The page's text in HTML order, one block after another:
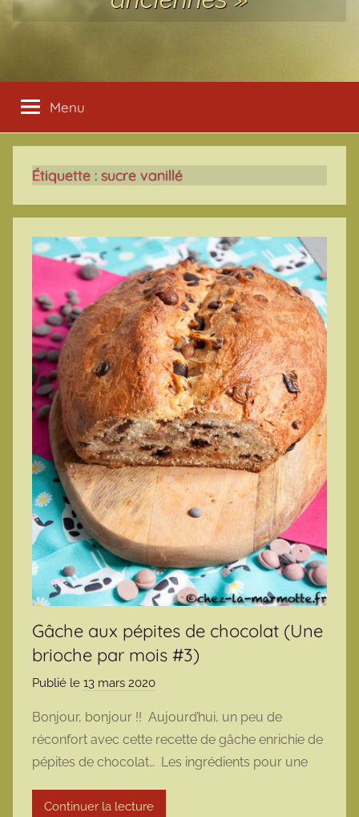
Menu
Étiquette : sucre vanillé
Gâche aux pépites de chocolat (Une
brioche par mois #3)
Publié le 13 mars 2020
r
m
r
Bonjour, bonjour !! Aujourd’hui, un peu de
réconfort avec cette recette de gâche enrichie de
pépites de chocolat… Les ingrédients pour une
Continuer la lecture